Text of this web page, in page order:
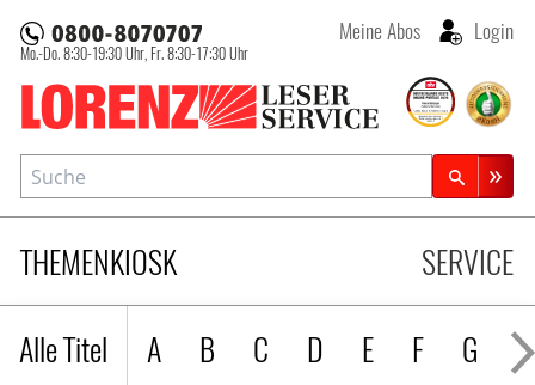
Lorenz Leserservice
Mo.-Do. 8:30-19:30 Uhr, Fr. 8:30-17:30 Uhr
Meine Abos Login
THEMENKIOSK
Alle Titel
A B C D E F G H
SERVICE
Suche
Zeitschriftensuche